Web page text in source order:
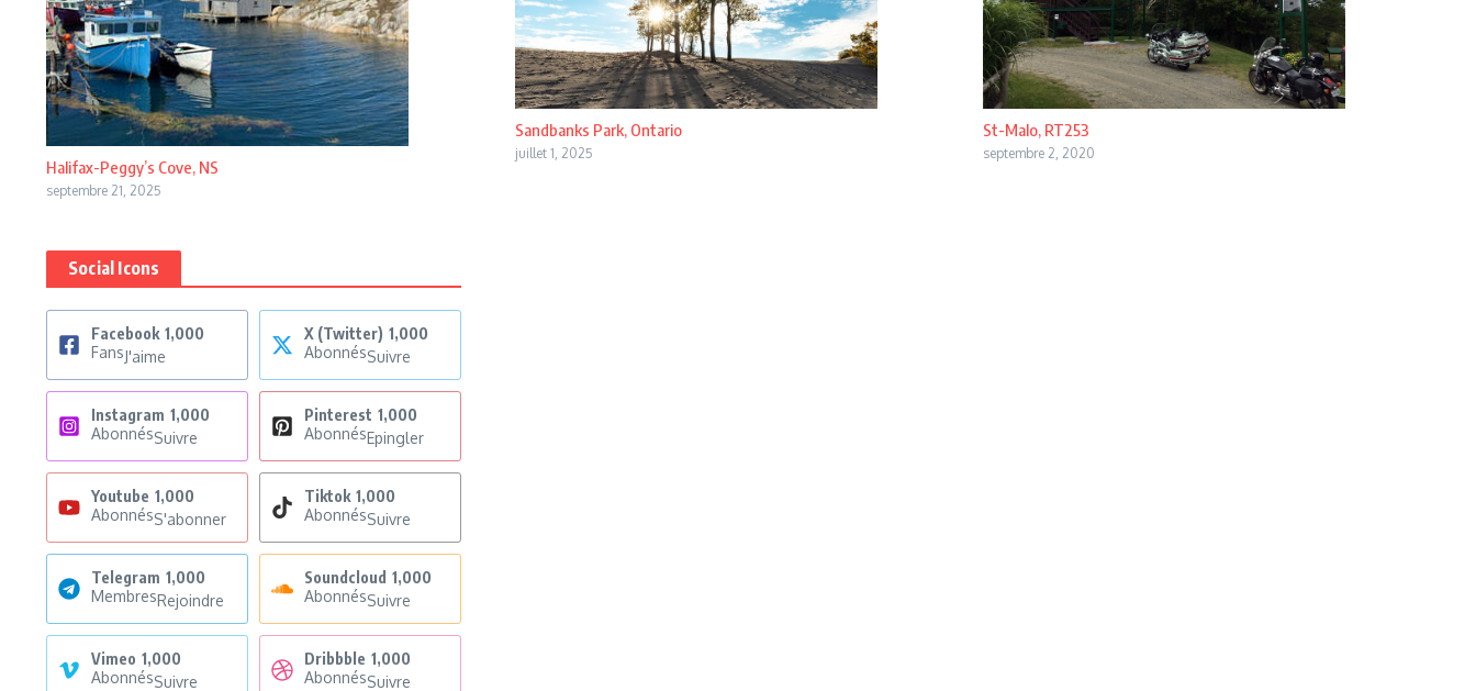
Halifax-Peggy’s Cove, NS
septembre 21, 2025
Sandbanks Park, Ontario
juillet 1, 2025
St-Malo, RT253
septembre 2, 2020
Social Icons
Facebook 1,000
FansJ'aime
X (Twitter) 1,000
AbonnésSuivre
Instagram 1,000
AbonnésSuivre
Pinterest 1,000
AbonnésEpingler
Youtube 1,000
AbonnésS'abonner
Tiktok 1,000
AbonnésSuivre
Telegram 1,000
MembresRejoindre
Soundcloud 1,000
AbonnésSuivre
Vimeo 1,000
AbonnésSuivre
Dribbble 1,000
AbonnésSuivre